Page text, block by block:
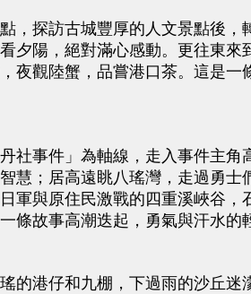
探訪古城豐厚的人文景點後，
夕陽，絕對滿心感動。更往東來
夜觀陸蟹，品嘗港口茶。這是一
事件」為軸線，走入事件主角
慧；居高遠眺八瑤灣，走過勇士
軍與原住民激戰的四重溪峽谷，
故事高潮迭起，勇氣與汗水的
港仔和九棚，下過雨的沙丘迷